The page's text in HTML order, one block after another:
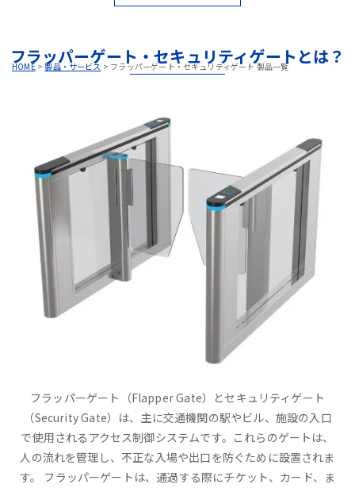
HOME>製品・サービス > フラッパーゲート・セキュリティゲート 製品一覧
フラッパーゲート・セキュリティゲートとは？
フラッパーゲート（Flapper Gate）とセキュリティゲート
（Security Gate）は、主に交通機関の駅やビル、施設の入口
で使用されるアクセス制御システムです。これらのゲートは、
人の流れを管理し、不正な入場や出口を防ぐために設置されま
す。 フラッパーゲートは、通過する際にチケット、カード、ま